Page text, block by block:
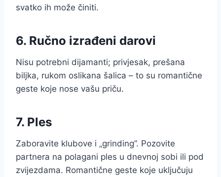
svatko ih može činiti.
6. Ručno izrađeni darovi
Nisu potrebni dijamanti; privjesak, prešana
biljka, rukom oslikana šalica – to su romantične
geste koje nose vašu priču.
7. Ples
Zaboravite klubove i „grinding”. Pozovite
partnera na polagani ples u dnevnoj sobi ili pod
zvijezdama. Romantične geste koje uključuju